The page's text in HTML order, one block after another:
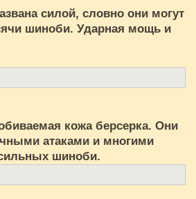
силой, словно они могут
шиноби. Ударная мощь и
кожа берсерка. Они
атаками и многими
шиноби.